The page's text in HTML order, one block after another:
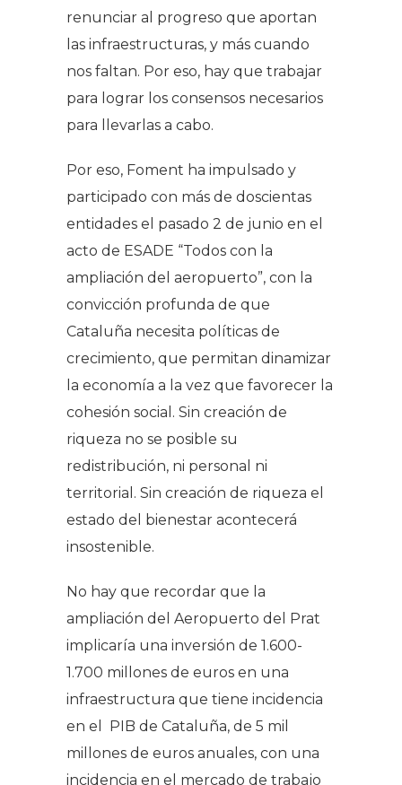
renunciar al progreso que aportan
las infraestructuras, y más cuando
nos faltan. Por eso, hay que trabajar
para lograr los consensos necesarios
para llevarlas a cabo.
Por eso, Foment ha impulsado y
participado con más de doscientas
entidades el pasado 2 de junio en el
acto de ESADE “Todos con la
ampliación del aeropuerto”, con la
convicción profunda de que
Cataluña necesita políticas de
crecimiento, que permitan dinamizar
la economía a la vez que favorecer la
cohesión social. Sin creación de
riqueza no se posible su
redistribución, ni personal ni
territorial. Sin creación de riqueza el
estado del bienestar acontecerá
insostenible.
No hay que recordar que la
ampliación del Aeropuerto del Prat
implicaría una inversión de 1.600-
1.700 millones de euros en una
infraestructura que tiene incidencia
en el PIB de Cataluña, de 5 mil
millones de euros anuales, con una
incidencia en el mercado de trabajo